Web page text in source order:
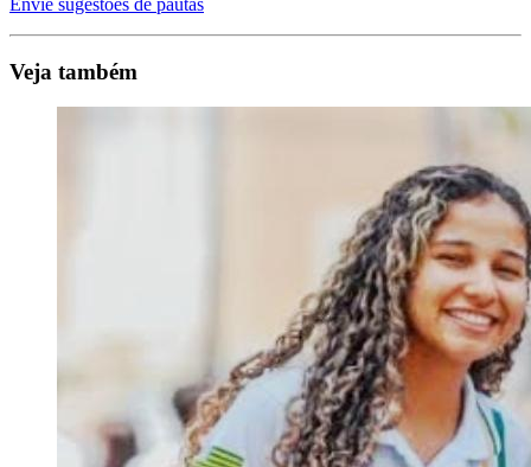
Veja também